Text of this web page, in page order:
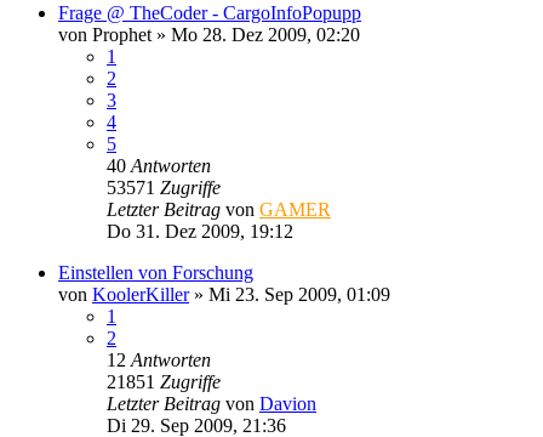
Frage @ TheCoder - CargoInfoPopupp
von Prophet » Mo 28. Dez 2009, 02:20
1
2
3
4
5
40 Antworten
53571 Zugriffe
Letzter Beitrag von GAMER
Do 31. Dez 2009, 19:12
Einstellen von Forschung
von KoolerKiller» Mi 23. Sep 2009, 01:09
1
2
12 Antworten
21851 Zugriffe
Letzter Beitrag von Davion
Di 29. Sep 2009, 21:36